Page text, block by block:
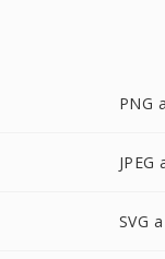
PNG
JPEG
SVG